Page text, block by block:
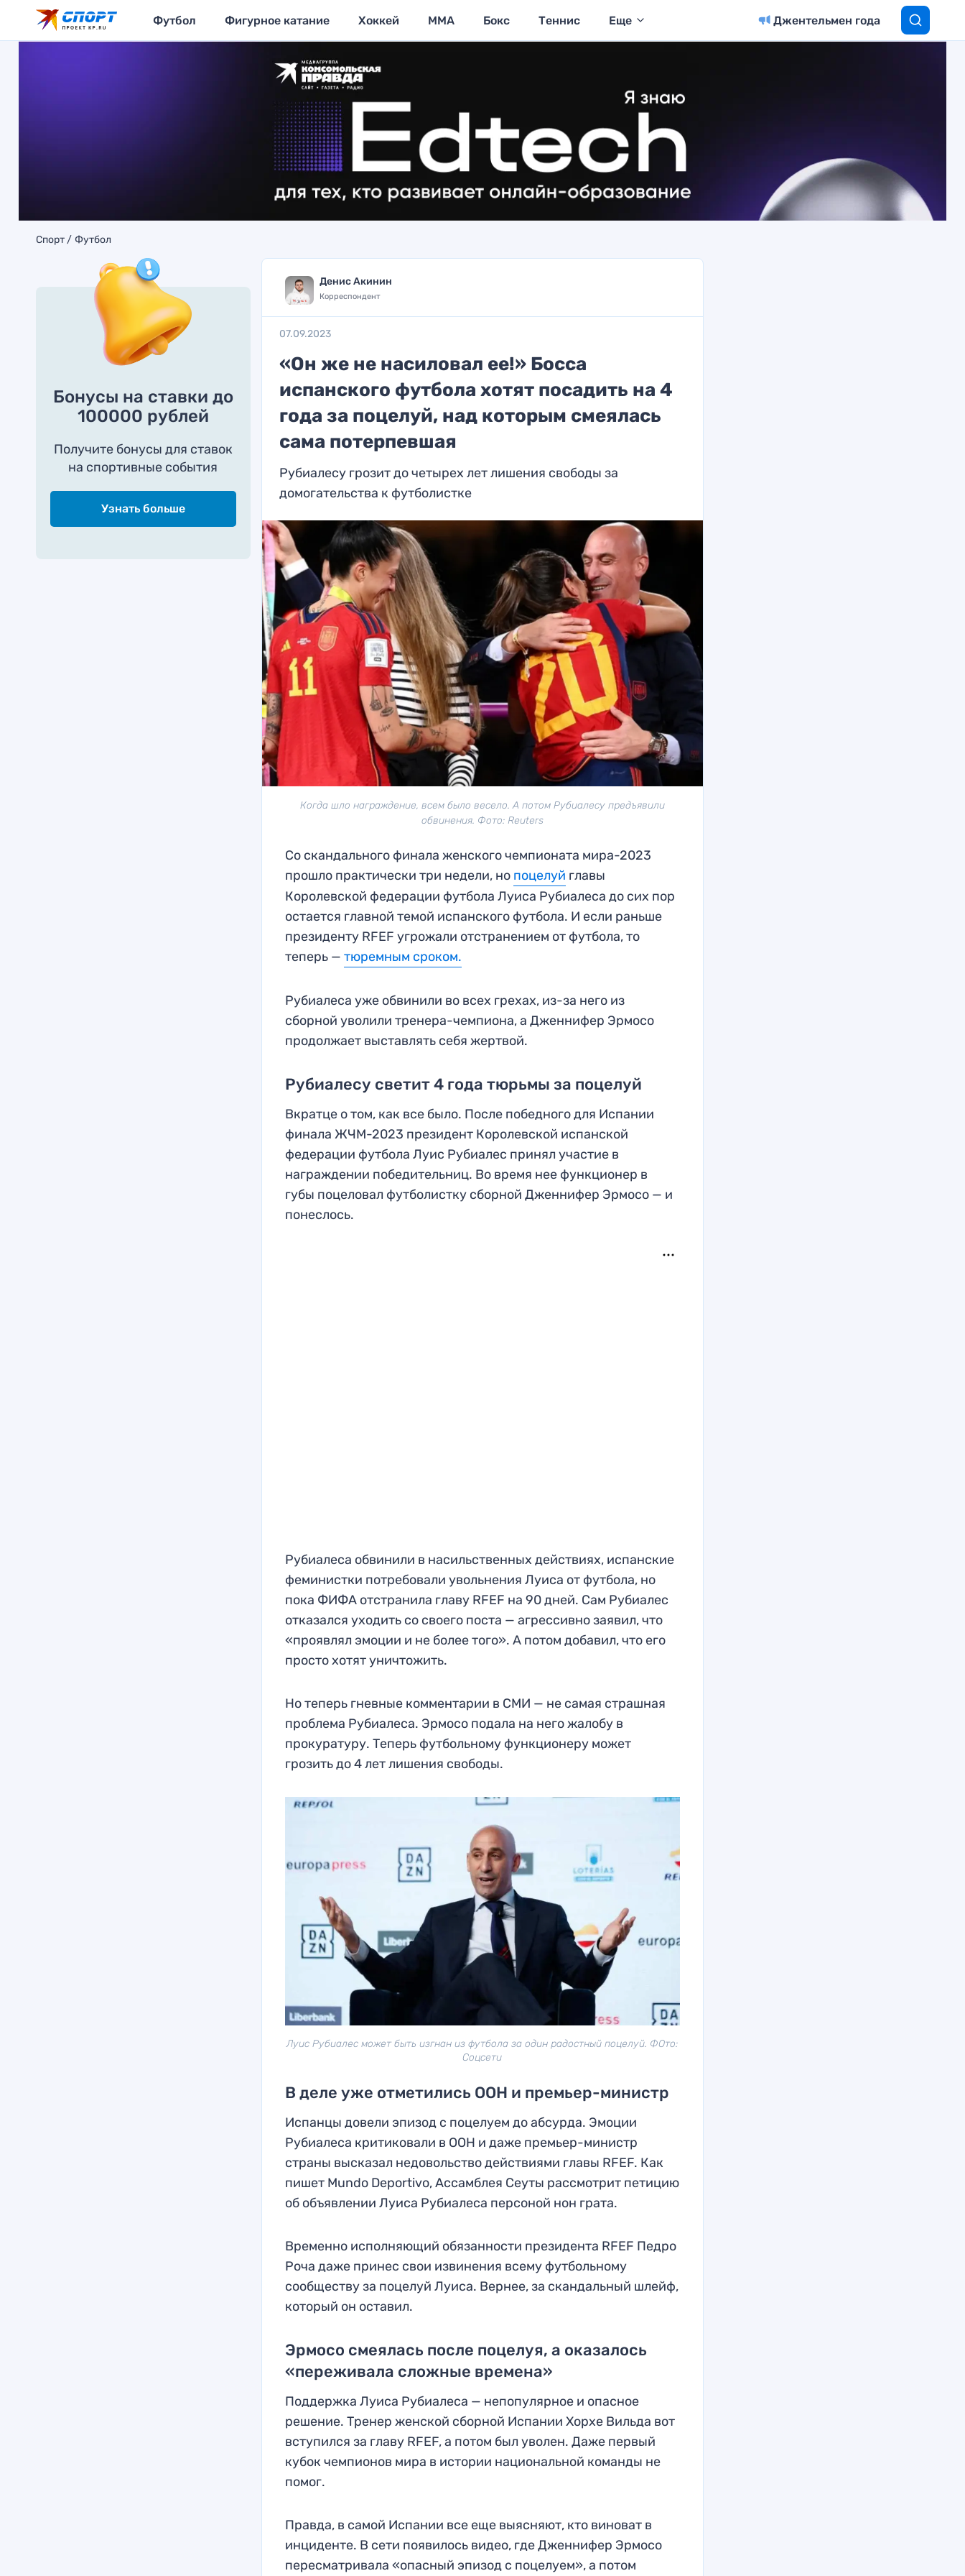
Футбол Фигурное катание Хоккей MMA Бокс Теннис Еще Джентельмен года
Спорт Футбол
Бонусы на ставки до
100000 рублей
Получите бонусы для ставок
на спортивные события
Узнать больше
Денис Акинин
Корреспондент
07.09.2023
«Он же не насиловал ее!» Босса
испанского футбола хотят посадить на 4
года за поцелуй, над которым смеялась
сама потерпевшая
Рубиалесу грозит до четырех лет лишения свободы за
домогательства к футболистке
Когда шло награждение, всем было весело. А потом Рубиалесу предъявили
обвинения. Фото: Reuters
Со скандального финала женского чемпионата мира-2023
прошло практически три недели, но поцелуй главы
Королевской федерации футбола Луиса Рубиалеса до сих пор
остается главной темой испанского футбола. И если раньше
президенту RFEF угрожали отстранением от футбола, то
теперь —тюремным сроком.
Рубиалеса уже обвинили во всех грехах, из-за него из
сборной уволили тренера-чемпиона, а Дженнифер Эрмосо
продолжает выставлять себя жертвой.
Рубиалесу светит 4 года тюрьмы за поцелуй
Вкратце о том, как все было. После победного для Испании
финала ЖЧМ-2023 президент Королевской испанской
федерации футбола Луис Рубиалес принял участие в
награждении победительниц. Во время нее функционер в
губы поцеловал футболистку сборной Дженнифер Эрмосо — и
понеслось.
Рубиалеса обвинили в насильственных действиях, испанские
феминистки потребовали увольнения Луиса от футбола, но
пока ФИФА отстранила главу RFEF на 90 дней. Сам Рубиалес
отказался уходить со своего поста — агрессивно заявил, что
«проявлял эмоции и не более того». А потом добавил, что его
просто хотят уничтожить.
Но теперь гневные комментарии в СМИ — не самая страшная
проблема Рубиалеса. Эрмосо подала на него жалобу в
прокуратуру. Теперь футбольному функционеру может
грозить до 4 лет лишения свободы.
Луис Рубиалес может быть изгнан из футбола за один радостный поцелуй. ФОто:
Соцсети
В деле уже отметились ООН и премьер-министр
Испанцы довели эпизод с поцелуем до абсурда. Эмоции
Рубиалеса критиковали в ООН и даже премьер-министр
страны высказал недовольство действиями главы RFEF. Как
пишет Mundo Deportivo, Ассамблея Сеуты рассмотрит петицию
об объявлении Луиса Рубиалеса персоной нон грата.
Временно исполняющий обязанности президента RFEF Педро
Роча даже принес свои извинения всему футбольному
сообществу за поцелуй Луиса. Вернее, за скандальный шлейф,
который он оставил.
Эрмосо смеялась после поцелуя, а оказалось
«переживала сложные времена»
Поддержка Луиса Рубиалеса — непопулярное и опасное
решение. Тренер женской сборной Испании Хорхе Вильда вот
вступился за главу RFEF, а потом был уволен. Даже первый
кубок чемпионов мира в истории национальной команды не
помог.
Правда, в самой Испании все еще выясняют, кто виноват в
инциденте. В сети появилось видео, где Дженнифер Эрмосо
пересматривала «опасный эпизод с поцелуем», а потом